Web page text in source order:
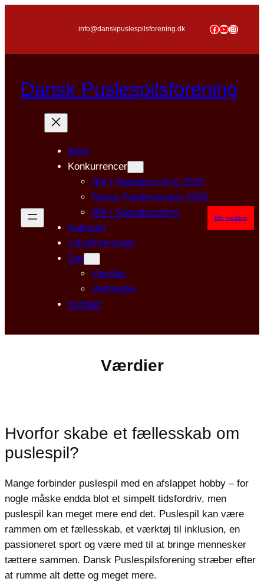
info@danskpuslespilsforening.dk Facebook
YouTube
Dansk Puslespilsforening
Hjem
Konkurrencer
NM i Speedpuzzling 2026
Dansk Puslemaraton 2026
DM i Speedpuzzling
Kalender
Lokalforeninger
Om
Værdier
Vedtægter
Kontakt
Bliv medlem
Værdier
Hvorfor skabe et fællesskab om
puslespil?
Mange forbinder puslespil med en afslappet hobby – for
nogle måske endda blot et simpelt tidsfordriv, men
puslespil kan meget mere end det. Puslespil kan være
rammen om et fællesskab, et værktøj til inklusion, en
passioneret sport og være med til at bringe mennesker
tættere sammen. Dansk Puslespilsforening stræber efter
at rumme alt dette og meget mere.